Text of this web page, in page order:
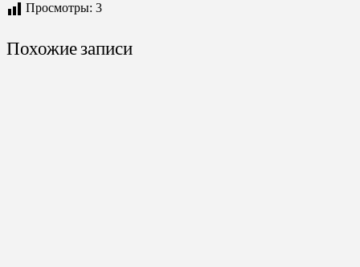
Просмотры: 3
Похожие записи